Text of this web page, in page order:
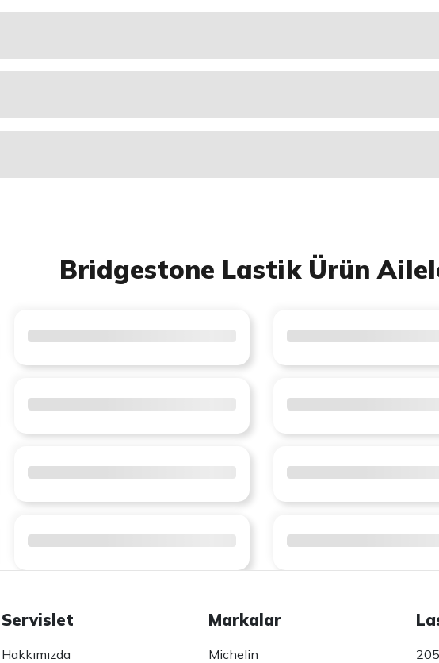
Bridgestone Lastik Ürün
Servislet
Hakkımızda
Markalar
Michelin